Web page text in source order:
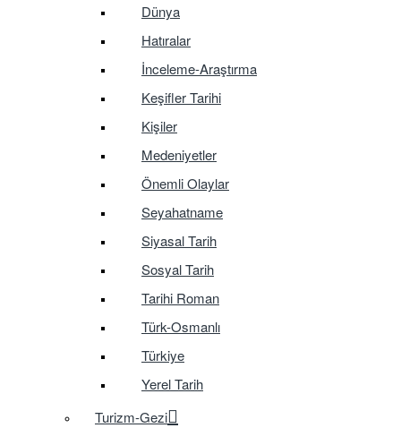
Dünya
Hatıralar
İnceleme-Araştırma
Keşifler Tarihi
Kişiler
Medeniyetler
Önemli Olaylar
Seyahatname
Siyasal Tarih
Sosyal Tarih
Tarihi Roman
Türk-Osmanlı
Türkiye
Yerel Tarih
Turizm-Gezi